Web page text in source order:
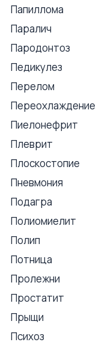
Папиллома
Паралич
Пародонтоз
Педикулез
Перелом
Переохлаждение
Пиелонефрит
Плеврит
Плоскостопие
Пневмония
Подагра
Полиомиелит
Полип
Потница
Пролежни
Простатит
Прыщи
Психоз